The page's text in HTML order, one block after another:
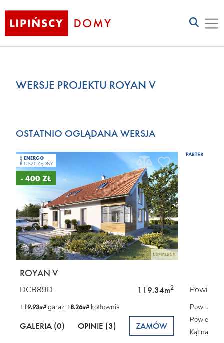
WERSJE PROJEKTU ROYAN V
OSTATNIO OGLĄDANA WERSJA
PROJEKT ENERGO
OSZCZĘDNY
- 400 ZŁ
PARTER
ROYAN V
DCB89D 119.34m2
+19.93m²garaż +8.26m² kotłownia
GALERIA (0) OPINIE (3) ZAMÓW
Pow.
Kąt